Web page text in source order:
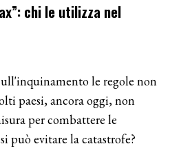
chi le utilizza nel
le regole non
paesi, ancora oggi, non
per combattere le
può evitare la catastrofe?